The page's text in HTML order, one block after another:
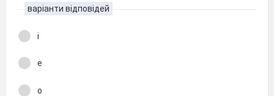
варіанти відповідей
i
e
o